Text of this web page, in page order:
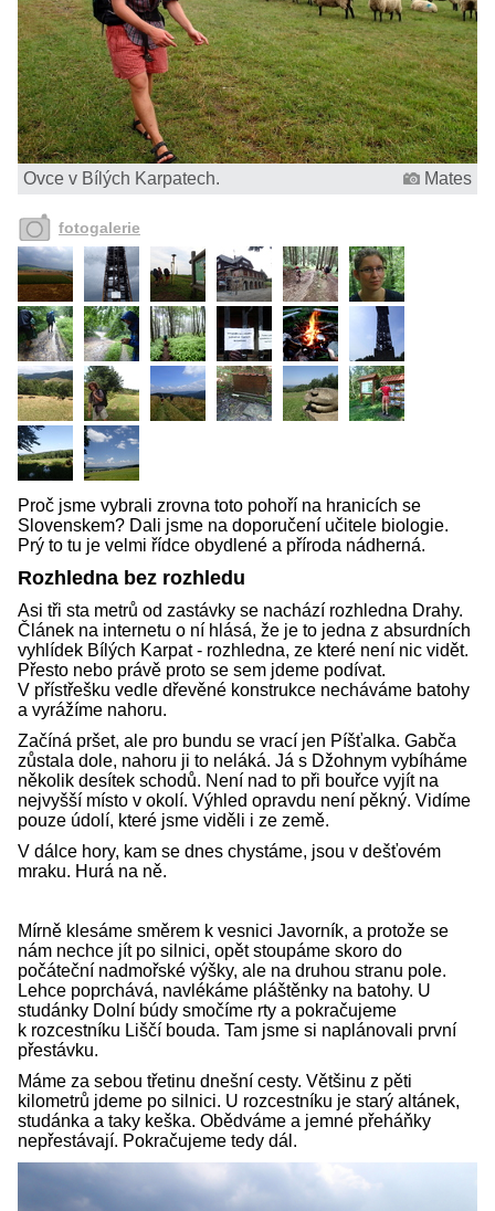
Ovce v Bílých Karpatech. Mates
fotogalerie
Proč jsme vybrali zrovna toto pohoří na hranicích se
Slovenskem? Dali jsme na doporučení učitele biologie.
Prý to tu je velmi řídce obydlené a příroda nádherná.
Rozhledna bez rozhledu
Asi tři sta metrů od zastávky se nachází rozhledna Drahy.
Článek na internetu o ní hlásá, že je to jedna z absurdních
vyhlídek Bílých Karpat - rozhledna, ze které není nic vidět.
Přesto nebo právě proto se sem jdeme podívat.
V přístřešku vedle dřevěné konstrukce necháváme batohy
a vyrážíme nahoru.
Začíná pršet, ale pro bundu se vrací jen Píšťalka. Gabča
zůstala dole, nahoru ji to neláká. Já s Džohnym vybíháme
několik desítek schodů. Není nad to při bouřce vyjít na
nejvyšší místo v okolí. Výhled opravdu není pěkný. Vidíme
pouze údolí, které jsme viděli i ze země.
V dálce hory, kam se dnes chystáme, jsou v dešťovém
mraku. Hurá na ně.
Mírně klesáme směrem k vesnici Javorník, a protože se
nám nechce jít po silnici, opět stoupáme skoro do
počáteční nadmořské výšky, ale na druhou stranu pole.
Lehce poprchává, navlékáme pláštěnky na batohy. U
studánky Dolní búdy smočíme rty a pokračujeme
k rozcestníku Liščí bouda. Tam jsme si naplánovali první
přestávku.
Máme za sebou třetinu dnešní cesty. Většinu z pěti
kilometrů jdeme po silnici. U rozcestníku je starý altánek,
studánka a taky keška. Obědváme a jemné přeháňky
nepřestávají. Pokračujeme tedy dál.